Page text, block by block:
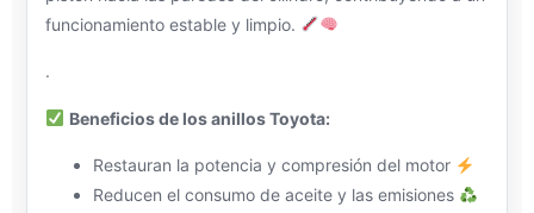
funcionamiento estable y limpio.
.
Beneficios de los anillos Toyota:
Restauran la potencia y compresión del motor
Reducen el consumo de aceite y las emisiones